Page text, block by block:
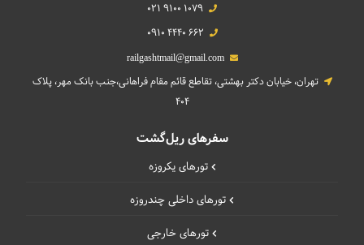
021 9100 1079
0910 4440 662
railgashtmail@gmail.com
تهران، خیابان دکتر بهشتی، تقاطع قائم مقام فراهانی،جنب بانک مهر، پلاک
404
سفرهای ریل‌گشت
تورهای یکروزه
تورهای داخلی چند‌روزه
تورهای خارجی